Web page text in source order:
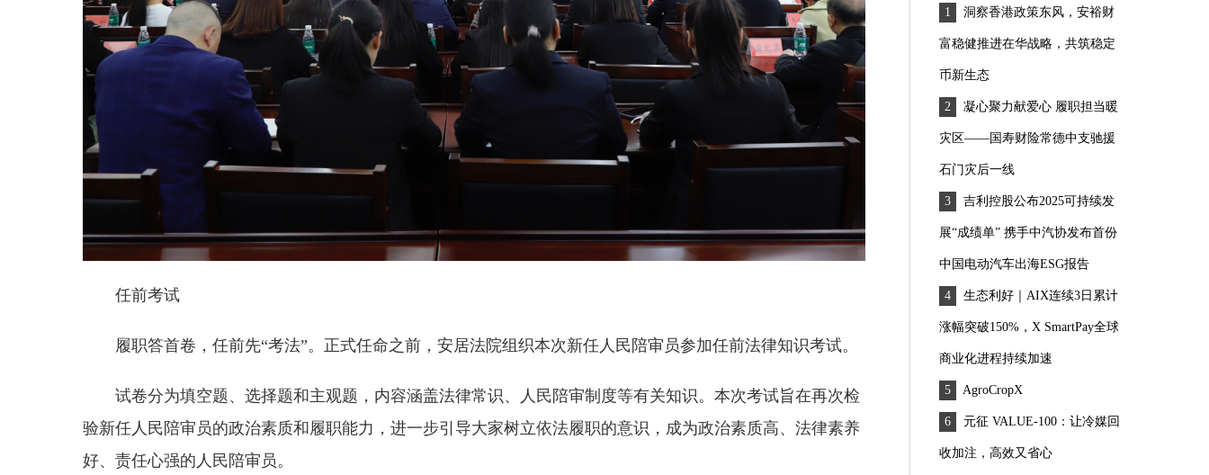
任前考试
履职答首卷，任前先“考法”。正式任命之前，安居法院组织本次新任人民陪审员参加任前法律知识考试。
试卷分为填空题、选择题和主观题，内容涵盖法律常识、人民陪审制度等有关知识。本次考试旨在再次检
验新任人民陪审员的政治素质和履职能力，进一步引导大家树立依法履职的意识，成为政治素质高、法律素养
好、责任心强的人民陪审员。
洞察香港政策东风，安裕财
富稳健推进在华战略，共筑稳定
币新生态
凝心聚力献爱心 履职担当暖
灾区——国寿财险常德中支驰援
石门灾后一线
吉利控股公布2025可持续发
展“成绩单” 携手中汽协发布首份
中国电动汽车出海ESG报告
生态利好｜AIX连续3日累计
涨幅突破150%，X SmartPay全球
商业化进程持续加速
AgroCropX
元征 VALUE-100：让冷媒回
收加注，高效又省心